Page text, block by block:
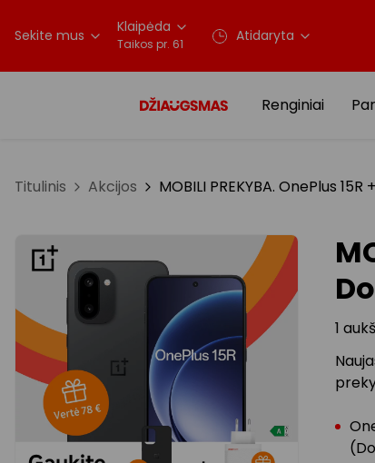
Sekite mus Klaipėda
Taikos pr. 61 Atidaryta
Renginiai
Titulinis Akcijos MOBILI PREKYBA. OnePlus 15R
1